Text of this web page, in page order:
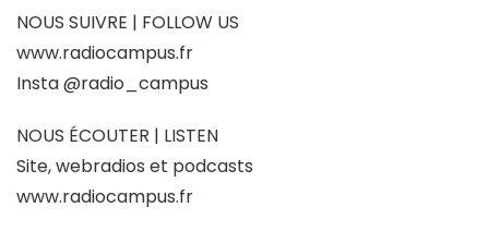
NOUS SUIVRE | FOLLOW US
www.radiocampus.fr
Insta @radio_campus
NOUS ÉCOUTER | LISTEN
Site, webradios et podcasts
www.radiocampus.fr